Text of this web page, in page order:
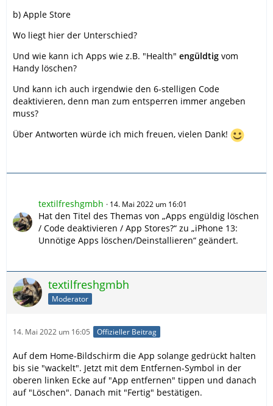
b) Apple Store
Wo liegt hier der Unterschied?
Und wie kann ich Apps wie z.B. "Health" engüldtig vom
Handy löschen?
Und kann ich auch irgendwie den 6-stelligen Code
deaktivieren, denn man zum entsperren immer angeben
muss?
Über Antworten würde ich mich freuen, vielen Dank!
textilfreshgmbh 14. Mai 2022 um 16:01
Hat den Titel des Themas von „Apps engüldig löschen
/ Code deaktivieren / App Stores?“ zu „iPhone 13:
Unnötige Apps löschen/Deinstallieren“ geändert.
textilfreshgmbh
Moderator
14. Mai 2022 um 16:05 Offizieller Beitrag
Auf dem Home-Bildschirm die App solange gedrückt halten
bis sie "wackelt". Jetzt mit dem Entfernen-Symbol in der
oberen linken Ecke auf "App entfernen" tippen und danach
auf "Löschen". Danach mit "Fertig" bestätigen.